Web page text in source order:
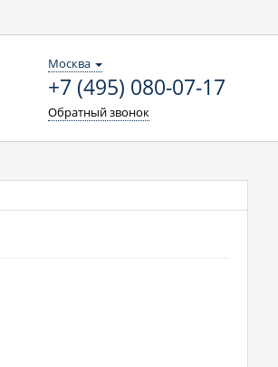
Москва
+7 (495) 080-07-17
Обратный звонок